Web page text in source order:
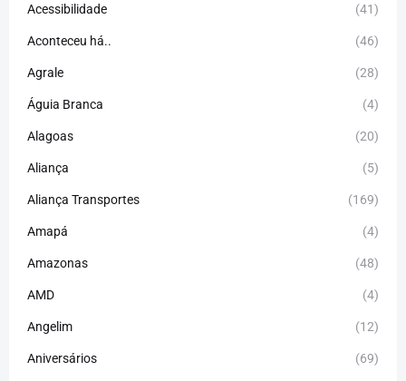
Acessibilidade (41)
Aconteceu há.. (46)
Agrale (28)
Águia Branca (4)
Alagoas (20)
Aliança (5)
Aliança Transportes (169)
Amapá (4)
Amazonas (48)
AMD (4)
Angelim (12)
Aniversários (69)